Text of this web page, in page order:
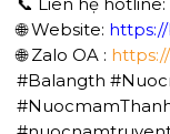
📞 Liên hệ hotline:
🌐 Website:
🌐 Zalo OA :
#Balangth